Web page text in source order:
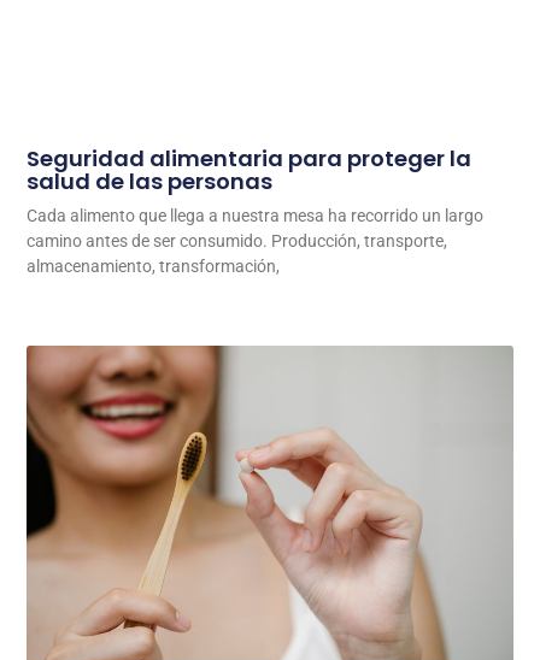
Seguridad alimentaria para proteger la
salud de las personas
Cada alimento que llega a nuestra mesa ha recorrido un largo
camino antes de ser consumido. Producción, transporte,
almacenamiento, transformación,